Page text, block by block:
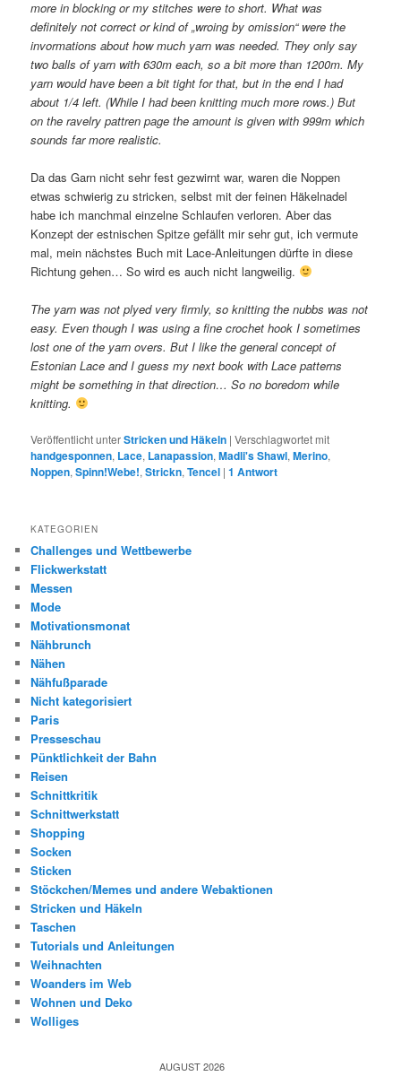
more in blocking or my stitches were to short. What was
definitely not correct or kind of „wroing by omission“ were the
invormations about how much yarn was needed. They only say
two balls of yarn with 630m each, so a bit more than 1200m. My
yarn would have been a bit tight for that, but in the end I had
about 1/4 left. (While I had been knitting much more rows.) But
on the ravelry pattren page the amount is given with 999m which
sounds far more realistic.
Da das Garn nicht sehr fest gezwirnt war, waren die Noppen
etwas schwierig zu stricken, selbst mit der feinen Häkelnadel
habe ich manchmal einzelne Schlaufen verloren. Aber das
Konzept der estnischen Spitze gefällt mir sehr gut, ich vermute
mal, mein nächstes Buch mit Lace-Anleitungen dürfte in diese
Richtung gehen… So wird es auch nicht langweilig.
The yarn was not plyed very firmly, so knitting the nubbs was not
easy. Even though I was using a fine crochet hook I sometimes
lost one of the yarn overs. But I like the general concept of
Estonian Lace and I guess my next book with Lace patterns
might be something in that direction… So no boredom while
knitting.
Veröffentlicht unterStricken und Häkeln |Verschlagwortet mit
handgesponnen, Lace, Lanapassion,Madli's Shawl,Merino,
Noppen,Spinn!Webe!,Strickn,Tencel |1 Antwort
KATEGORIEN
Challenges und Wettbewerbe
Flickwerkstatt
Messen
Mode
Motivationsmonat
Nähbrunch
Nähen
Nähfußparade
Nicht kategorisiert
Paris
Presseschau
Pünktlichkeit der Bahn
Reisen
Schnittkritik
Schnittwerkstatt
Shopping
Socken
Sticken
Stöckchen/Memes und andere Webaktionen
Stricken und Häkeln
Taschen
Tutorials und Anleitungen
Weihnachten
Woanders im Web
Wohnen und Deko
Wolliges
AUGUST 2026